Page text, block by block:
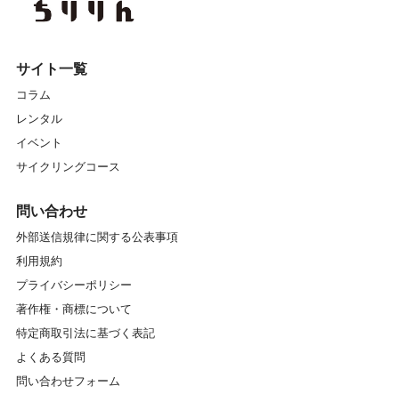
イベントレポート
オフロード
カスタム
ガイドマイスター
グリップ
サイクリングコース
サイクリングツアー
サイクルトレイン
サイト一覧
コラム
レンタル
イベント
サイクリングコース
問い合わせ
外部送信規律に関する公表事項
利用規約
プライバシーポリシー
著作権・商標について
特定商取引法に基づく表記
よくある質問
問い合わせフォーム